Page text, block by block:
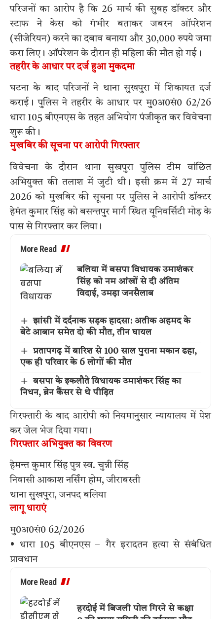
परिजनों का आरोप है कि 26 मार्च की सुबह डॉक्टर और
स्टाफ ने केस को गंभीर बताकर जबरन ऑपरेशन
(सीजेरियन) करने का दबाव बनाया और 30,000 रुपये जमा
करा लिए। ऑपरेशन के दौरान ही महिला की मौत हो गई।
तहरीर के आधार पर दर्ज हुआ मुकदमा
घटना के बाद परिजनों ने थाना सुखपुरा में शिकायत दर्ज
कराई। पुलिस ने तहरीर के आधार पर मु0अ0सं0 62/26
धारा 105 बीएनएस के तहत अभियोग पंजीकृत कर विवेचना
शुरू की।
मुखबिर की सूचना पर आरोपी गिरफ्तार
विवेचना के दौरान थाना सुखपुरा पुलिस टीम वांछित
अभियुक्त की तलाश में जुटी थी। इसी क्रम में 27 मार्च
2026 को मुखबिर की सूचना पर पुलिस ने आरोपी डॉक्टर
हेमंत कुमार सिंह को बसन्तपुर मार्ग स्थित यूनिवर्सिटी मोड़ के
पास से गिरफ्तार कर लिया।
More Read
बलिया में बसपा विधायक उमाशंकर
सिंह को नम आंखों से दी अंतिम
विदाई, उमड़ा जनसैलाब
झांसी में दर्दनाक सड़क हादसा: अतीक अहमद के
बेटे आबान समेत दो की मौत, तीन घायल
प्रतापगढ़ में बारिश से 100 साल पुराना मकान ढहा,
एक ही परिवार के 6 लोगों की मौत
बसपा के इकलौते विधायक उमाशंकर सिंह का
निधन, ब्रेन कैंसर से थे पीड़ित
गिरफ्तारी के बाद आरोपी को नियमानुसार न्यायालय में पेश
कर जेल भेज दिया गया।
गिरफ्तार अभियुक्त का विवरण
हेमन्त कुमार सिंह पुत्र स्व. चुन्नी सिंह
निवासी आकाश नर्सिंग होम, जीराबस्ती
थाना सुखपुरा, जनपद बलिया
लागू धाराएं
मु0अ0सं0 62/2026
• धारा 105 बीएनएस – गैर इरादतन हत्या से संबंधित
प्रावधान
More Read
हरदोई में बिजली पोल गिरने से कक्षा